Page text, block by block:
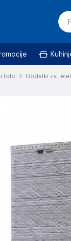
foto Dodatki za